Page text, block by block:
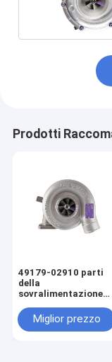
Prodotti
49179-02910 parti
della
sovralimentazione
Mitsubishi C6.4
E320D
Miglior prezzo